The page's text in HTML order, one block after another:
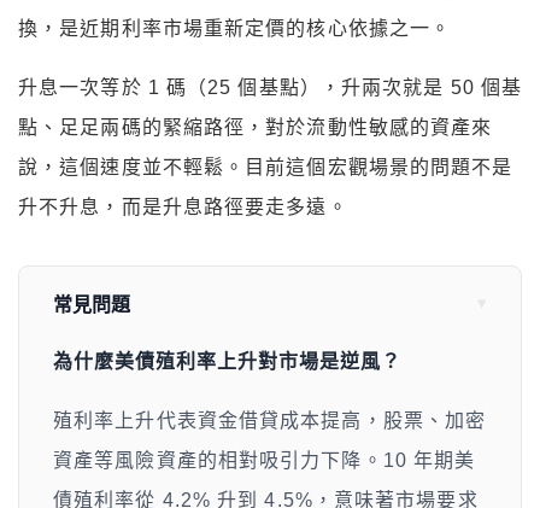
換，是近期利率市場重新定價的核心依據之一。
升息一次等於 1 碼（25 個基點），升兩次就是 50 個基
點、足足兩碼的緊縮路徑，對於流動性敏感的資產來
說，這個速度並不輕鬆。目前這個宏觀場景的問題不是
升不升息，而是升息路徑要走多遠。
常見問題
為什麼美債殖利率上升對市場是逆風？
殖利率上升代表資金借貸成本提高，股票、加密
資產等風險資產的相對吸引力下降。10 年期美
債殖利率從 4.2% 升到 4.5%，意味著市場要求